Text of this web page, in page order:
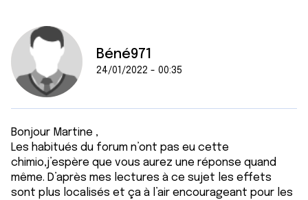
Béné971
24/01/2022 - 00:35
Bonjour Martine ,
Les habitués du forum n’ont pas eu cette
chimio,j’espère que vous aurez une réponse quand
même. D’après mes lectures à ce sujet les effets
sont plus localisés et ça à l’air encourageant pour les